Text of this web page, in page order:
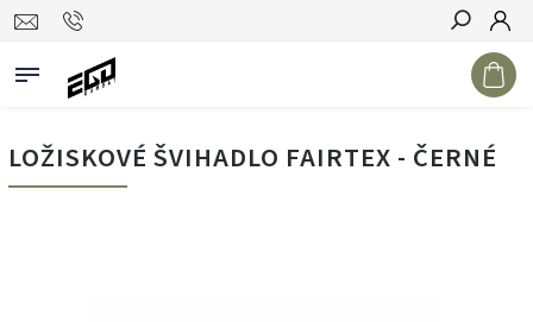
Hledat
LOŽISKOVÉ ŠVIHADLO FAIRTEX - ČERNÉ